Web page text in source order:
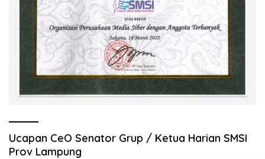
Ucapan CeO Senator Grup / Ketua Harian SMSI
Prov Lampung